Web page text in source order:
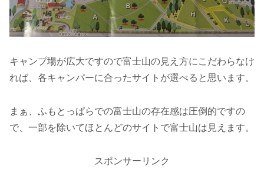
キャンプ場が広大ですので富士山の見え方にこだわらなけ
れば、各キャンパーに合ったサイトが選べると思います。
まぁ、ふもとっぱらでの富士山の存在感は圧倒的ですの
で、一部を除いてほとんどのサイトで富士山は見えます。
スポンサーリンク